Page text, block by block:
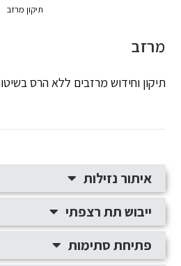
תיקון מרזב
מרזב
תיקון וחידוש מרזבים ללא הרס
איתור נזילות
ייבוש תת רצפתי
פתיחת סתימות